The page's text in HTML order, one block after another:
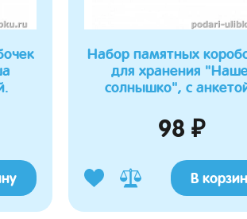
Набор памятных
для хранения
солнышко", с
98 ₽
В